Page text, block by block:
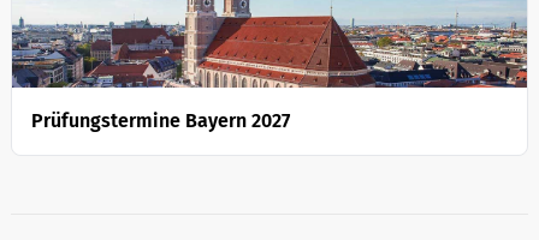
Prüfungstermine Bayern 2027